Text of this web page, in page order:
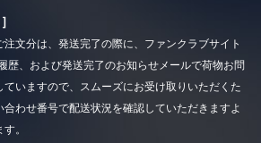
文分は、発送完了の際に、ファンクラブサイト
歴、および発送完了のお知らせメールで荷物お問
いますので、スムーズにお受け取りいただくた
わせ番号で配送状況を確認していただきますよ
。